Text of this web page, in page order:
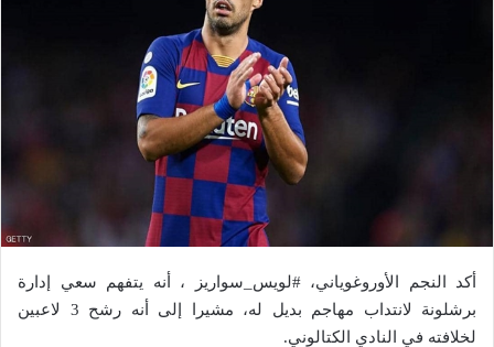
أكد النجم الأوروغوياني، #لويس_سواريز ، أنه يتفهم سعي إدارة
برشلونة لانتداب مهاجم بديل له، مشيرا إلى أنه رشح 3 لاعبين
لخلافته في النادي الكتالوني.